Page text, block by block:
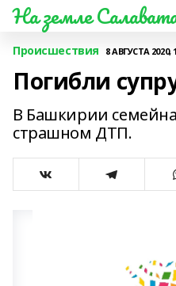
На земле
Происшествия 8 АВГУСТА 2020,
Погибли
В Башкирии
страшном ДТП.